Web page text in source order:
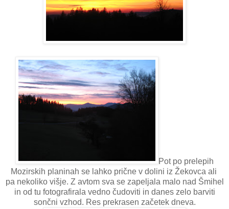
Pot po prelepih
Mozirskih planinah se lahko prične v dolini iz Žekovca ali
pa nekoliko višje. Z avtom sva se zapeljala malo nad Šmihel
in od tu fotografirala vedno čudoviti in danes zelo barviti
sončni vzhod. Res prekrasen začetek dneva.